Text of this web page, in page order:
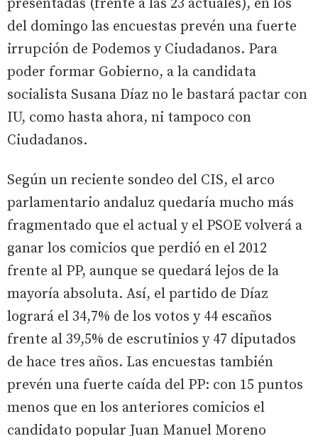
presentadas (frente a las 23 actuales), en los
del domingo las encuestas prevén una fuerte
irrupción de Podemos y Ciudadanos. Para
poder formar Gobierno, a la candidata
socialista Susana Díaz no le bastará pactar con
IU, como hasta ahora, ni tampoco con
Ciudadanos.
Según un reciente sondeo del CIS, el arco
parlamentario andaluz quedaría mucho más
fragmentado que el actual y el PSOE volverá a
ganar los comicios que perdió en el 2012
frente al PP, aunque se quedará lejos de la
mayoría absoluta. Así, el partido de Díaz
logrará el 34,7% de los votos y 44 escaños
frente al 39,5% de escrutinios y 47 diputados
de hace tres años. Las encuestas también
prevén una fuerte caída del PP: con 15 puntos
menos que en los anteriores comicios el
candidato popular Juan Manuel Moreno